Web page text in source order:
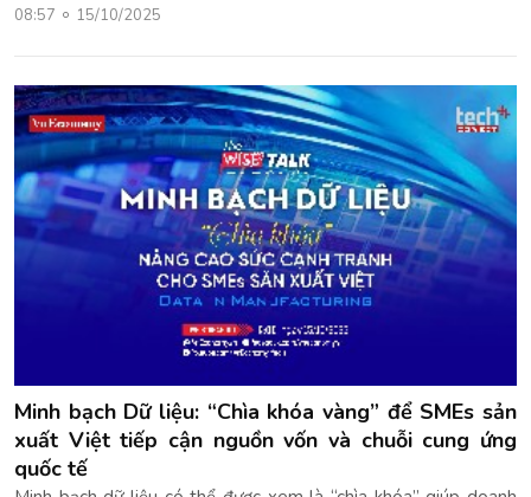
08:57 15/10/2025
Minh bạch Dữ liệu: “Chìa khóa vàng” để SMEs sản
xuất Việt tiếp cận nguồn vốn và chuỗi cung ứng
quốc tế